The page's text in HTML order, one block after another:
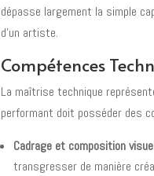
dépasse largement la simple
d'un artiste.
Compétences
La maîtrise technique
performant doit posséder des
Cadrage et composition
transgresser de manière